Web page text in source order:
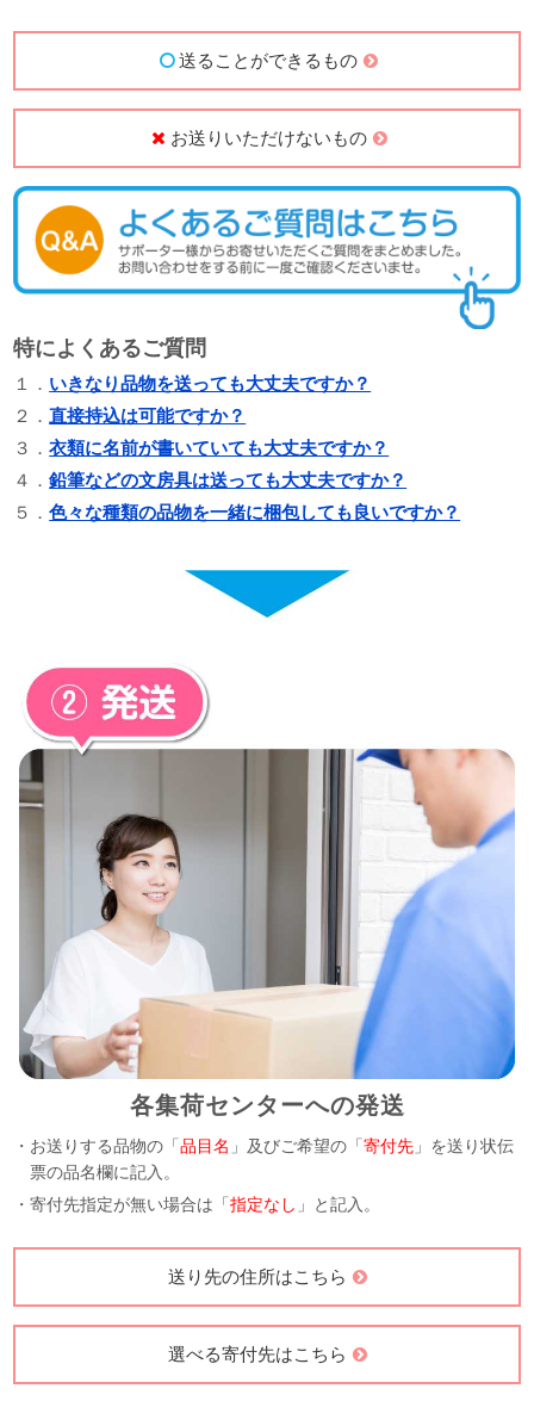
送ることができるもの
お送りいただけないもの
特によくあるご質問
１． いきなり品物を送っても大丈夫ですか？
２．直接持込は可能ですか？
３．衣類に名前が書いていても大丈夫ですか？
４．鉛筆などの文房具は送っても大丈夫ですか？
５．色々な種類の品物を一緒に梱包しても良いですか？
各集荷センターへの発送
・お送りする品物の「品目名 」及びご希望の「寄付先 」を送り状伝
票の品名欄に記入。
・寄付先指定が無い場合は「指定なし 」と記入。
送り先の住所はこちら
選べる寄付先はこちら